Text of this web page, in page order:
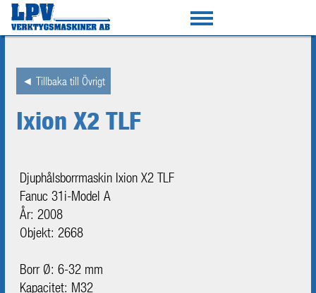
◄ Tillbaka till Övrigt
Ixion X2 TLF
Djuphålsborrmaskin Ixion X2 TLF
Fanuc 31i-Model A
År: 2008
Objekt: 2668
Borr Ø: 6-32 mm
Kapacitet: M32